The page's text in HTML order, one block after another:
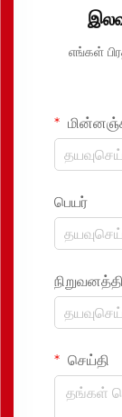
எங்கள்
பெயர்
செய்தி